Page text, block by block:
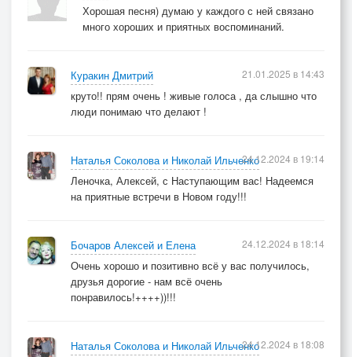
Хорошая песня) думаю у каждого с ней связано
много хороших и приятных воспоминаний.
Куракин Дмитрий
круто!! прям очень ! живые голоса , да слышно что
люди понимаю что делают !
21.01.2025 в 14:43
Наталья Соколова и Николай Ильченко
Леночка, Алексей, с Наступающим вас! Надеемся
на приятные встречи в Новом году!!!
24.12.2024 в 19:14
Бочаров Алексей и Елена
Очень хорошо и позитивно всё у вас получилось,
друзья дорогие - нам всё очень
понравилось!++++))!!!
24.12.2024 в 18:14
Наталья Соколова и Николай Ильченко24.12.2024 в 18:08